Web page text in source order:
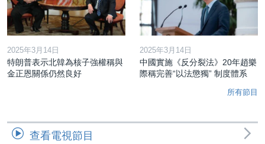
2025年3月14日
特朗普表示北韓為核子強權稱與
金正恩關係仍然良好
2025年3月14日
中國實施《反分裂法》20年趙樂
際稱完善“以法懲獨” 制度體系
所有節目
查看電視節目